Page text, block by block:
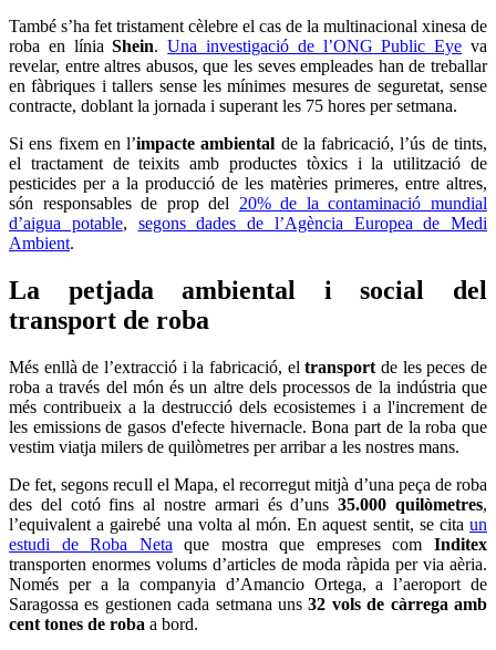
També s’ha fet tristament cèlebre el cas de la multinacional xinesa de
roba en líniaShein.Una investigació de l’ONG Public Eye va
revelar, entre altres abusos, que les seves empleades han de treballar
en fàbriques i tallers sense les mínimes mesures de seguretat, sense
contracte, doblant la jornada i superant les 75 hores per setmana.
Si ens fixem en l’impacte ambiental de la fabricació, l’ús de tints,
el tractament de teixits amb productes tòxics i la utilització de
pesticides per a la producció de les matèries primeres, entre altres,
són responsables de prop del 20% de la contaminació mundial
d’aigua potable, segons dades de l’Agència Europea de Medi
Ambient.
La petjada ambiental i social del
transport de roba
Més enllà de l’extracció i la fabricació, eltransport de les peces de
roba a través del món és un altre dels processos de la indústria que
més contribueix a la destrucció dels ecosistemes i a l'increment de
les emissions de gasos d'efecte hivernacle. Bona part de la roba que
vestim viatja milers de quilòmetres per arribar a les nostres mans.
De fet, segons recull el Mapa, el recorregut mitjà d’una peça de roba
des del cotó fins al nostre armari és d’uns35.000 quilòmetres,
l’equivalent a gairebé una volta al món. En aquest sentit, se cita un
estudi de Roba Neta que mostra que empreses comInditex
transporten enormes volums d’articles de moda ràpida per via aèria.
Només per a la companyia d’Amancio Ortega, a l’aeroport de
Saragossa es gestionen cada setmana uns32 vols de càrrega amb
cent tones de roba a bord.